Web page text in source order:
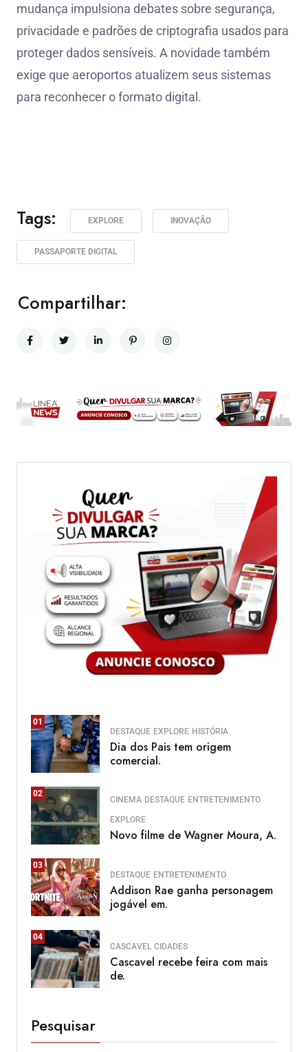
mudança impulsiona debates sobre segurança,
privacidade e padrões de criptografia usados para
proteger dados sensíveis. A novidade também
exige que aeroportos atualizem seus sistemas
para reconhecer o formato digital.
Tags: EXPLORE INOVAÇÃO
PASSAPORTE DIGITAL
Compartilhar:
01
DESTAQUE EXPLORE HISTÓRIA
Dia dos Pais tem origem
comercial.
02
CINEMA DESTAQUE ENTRETENIMENTO
EXPLORE
Novo filme de Wagner Moura, A.
03
DESTAQUE ENTRETENIMENTO
Addison Rae ganha personagem
jogável em.
04
CASCAVEL CIDADES
Cascavel recebe feira com mais
de.
Pesquisar